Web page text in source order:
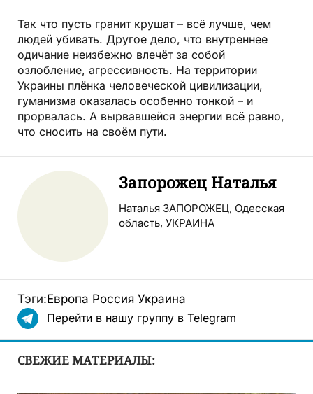
Так что пусть гранит крушат – всё лучше, чем
людей убивать. Другое дело, что внутреннее
одичание неизбежно влечёт за собой
озлобление, агрессивность. На территории
Украины плёнка человеческой цивилизации,
гуманизма оказалась особенно тонкой – и
прорвалась. А вырвавшейся энергии всё равно,
что сносить на своём пути.
Запорожец Наталья
Наталья ЗАПОРОЖЕЦ, Одесская
область, УКРАИНА
Тэги:Европа Россия Украина
Перейти в нашу группу в Telegram
СВЕЖИЕ МАТЕРИАЛЫ: